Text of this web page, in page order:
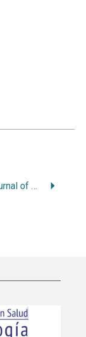
World Journal of Surgical Oncology